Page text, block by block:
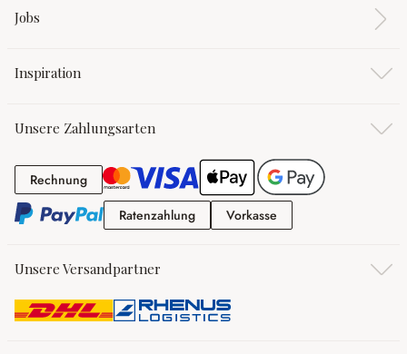
Jobs
Inspiration
Unsere Zahlungsarten
RechnungRechnung
RatenzahlungRatenzahlung
Vorkasse
Unsere Versandpartner